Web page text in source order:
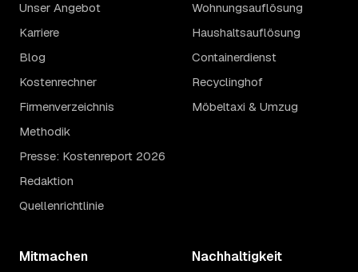
Unser Angebot
Karriere
Blog
Kostenrechner
Firmenverzeichnis
Methodik
Presse: Kostenreport 2026
Redaktion
Quellenrichtlinie
Wohnungsauflösung
Haushaltsauflösung
Containerdienst
Recyclinghof
Möbeltaxi & Umzug
Mitmachen Nachhaltigkeit